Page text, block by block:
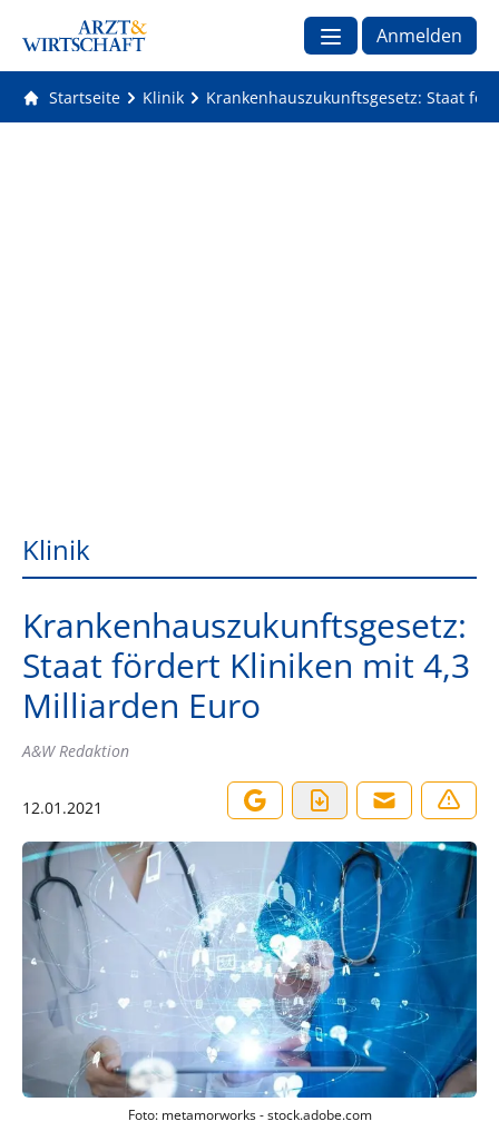
Anmelden
Startseite Klinik Krankenhauszukunftsgesetz: Staat
Klinik
Krankenhauszukunftsgesetz:
Staat fördert Kliniken mit 4,3
Milliarden Euro
A&W Redaktion
12.01.2021
Foto: metamorworks - stock.adobe.com